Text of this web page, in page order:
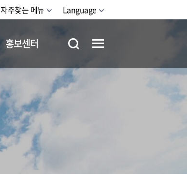
자주찾는 메뉴 Language
홍보센터